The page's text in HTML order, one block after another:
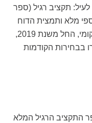
תקציב רגיל (ספר
מלא ותמצית הדוח
הכספי). הנתונים שנבחנו היו של הקדנציה הנוכחית בשלטון המקומי, החל משנת 2019,
בבחירות הקודמות
התקציב הרגיל המלא